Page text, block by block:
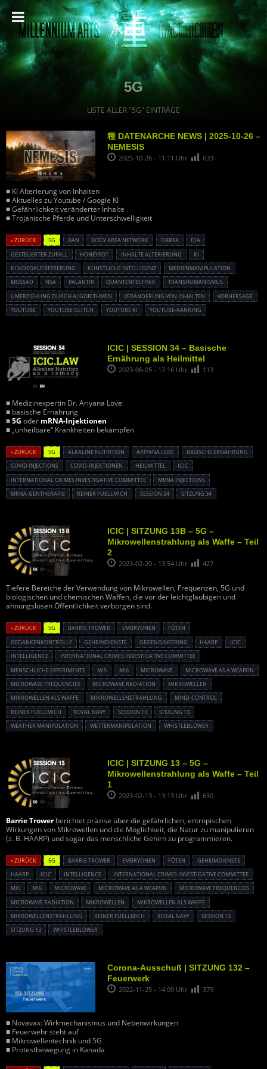
5G
LISTE ALLER "5G" EINTRÄGE
種 DATENARCHE NEWS | 2025-10-26 –
NEMESIS
2025-10-26 - 11:11 Uhr 633
■ KI Alterierung von Inhalten
■ Aktuelles zu Youtube / Google KI
■ Gefährlichkeit veränderter Inhalte
■ Trojanische Pferde und Unterschwelligkeit
« ZURÜCK 5G BAN BODY AREA NETWORK DARPA
DIA
GESTEUERTER ZUFALL
HONEYPOT INHALTE ALTERIERUNG
KI
KI VIDEOAUFBESSERUNG
KÜNSTLICHE INTELLIGENZ
MEDIENMANIPULATION
MOSSAD
NSA PALANTIR QUANTENTECHNIK
TRANSHUMANISMUS
UMERZIEHUNG DURCH ALGORITHMEN
VERÄNDERUNG VON INHALTEN
VORHERSAGE
YOUTUBE
YOUTUBE GLITCH YOUTUBE KI YOUTUBE-RANKING
ICIC | SESSION 34 – Basische
Ernährung als Heilmittel
2023-06-05 - 17:16 Uhr 113
■ Medizinexpertin Dr. Ariyana Love
■ basische Ernährung
■5G oder mRNA-Injektionen
■ „unheilbare“ Krankheiten bekämpfen
« ZURÜCK 5G ALKALINE NUTRITION ARIYANA LOVE
BASISCHE ERNÄHRUNG
COVID INJECTIONS
COVID-INJEKTIONEN HEILMITTEL
ICIC
INTERNATIONAL CRIMES INVESTIGATIVE COMMITTEE
MRNA INJECTIONS
MRNA-GENTHERAPIE
REINER FUELLMICH SESSION 34 SITZUNG 34
ICIC | SITZUNG 13B – 5G –
Mikrowellenstrahlung als Waffe – Teil
2
2023-02-20 - 13:54 Uhr 427
Tiefere Bereiche der Verwendung von Mikrowellen, Frequenzen, 5G und
biologischen und chemischen Waffen, die vor der leichtgläubigen und
ahnungslosen Öffentlichkeit verborgen sind.
« ZURÜCK 5G BARRIE TROWER EMBRYONEN
FÖTEN
GEDANKENKONTROLLE
GEHEIMDIENSTE GEOENGINEERING HAARP
ICIC
INTELLIGENCE
INTERNATIONAL CRIMES INVESTIGATIVE COMMITTEE
MENSCHLICHE EXPERIMENTE
MI5 MI6 MICROWAVE
MICROWAVE AS A WEAPON
MICROWAVE FREQUENCIES
MICROWAVE RADIATION
MIKROWELLEN
MIKROWELLEN ALS WAFFE
MIKROWELLENSTRAHLUNG
MIND-CONTROL
REINER FUELLMICH
ROYAL NAVY SESSION 13
SITZUNG 13
WEATHER MANIPULATION
WETTERMANIPULATION WHISTLEBLOWER
ICIC | SITZUNG 13 – 5G –
Mikrowellenstrahlung als Waffe – Teil
1
2023-02-13 - 13:13 Uhr 630
Barrie Trowerberichtet präzise über die gefährlichen, entropischen
Wirkungen von Mikrowellen und die Möglichkeit, die Natur zu manipulieren
(z. B. HAARP) und sogar das menschliche Gehirn zu programmieren.
« ZURÜCK 5G BARRIE TROWER EMBRYONEN FÖTEN
GEHEIMDIENSTE
HAARP
ICIC INTELLIGENCE
INTERNATIONAL CRIMES INVESTIGATIVE COMMITTEE
MI5
MI6 MICROWAVE MICROWAVE AS A WEAPON
MICROWAVE FREQUENCIES
MICROWAVE RADIATION
MIKROWELLEN
MIKROWELLEN ALS WAFFE
MIKROWELLENSTRAHLUNG
REINER FUELLMICH ROYAL NAVY
SESSION 13
SITZUNG 13
WHISTLEBLOWER
Corona-Ausschuß | SITZUNG 132 –
Feuerwerk
2022-11-25 - 14:09 Uhr 379
■ Novavax: Wirkmechanismus und Nebenwirkungen
■ Feuerwehr steht auf
■ Mikrowellentechnik und 5G
■ Protestbewegung in Kanada